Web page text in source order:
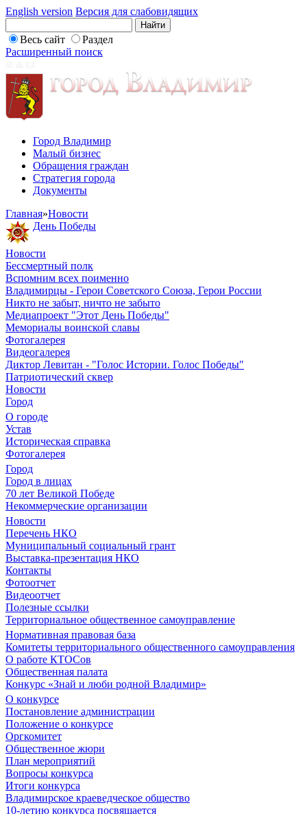
English version Версия для слабовидящих
Весь сайт
Раздел
Расширенный поиск
Город Владимир
Малый бизнес
Обращения граждан
Стратегия города
Документы
Главная»Новости
День Победы
Новости
Бессмертный полк
Вспомним всех поименно
Владимирцы - Герои Советского Союза, Герои России
Никто не забыт, ничто не забыто
Медиапроект "Этот День Победы"
Мемориалы воинской славы
Фотогалерея
Видеогалерея
Диктор Левитан - "Голос Истории. Голос Победы"
Патриотический сквер
Новости
Город
О городе
Устав
Историческая справка
Фотогалерея
Город
Город в лицах
70 лет Великой Победе
Некоммерческие организации
Новости
Перечень НКО
Муниципальный социальный грант
Выставка-презентация НКО
Контакты
Фотоотчет
Видеоотчет
Полезные ссылки
Территориальное общественное самоуправление
Нормативная правовая база
Комитеты территориального общественного самоуправления
О работе КТОСов
Общественная палата
Конкурс «Знай и люби родной Владимир»
О конкурсе
Постановление администрации
Положение о конкурсе
Оргкомитет
Общественное жюри
План мероприятий
Вопросы конкурса
Итоги конкурса
Владимирское краеведческое общество
10-летию конкурса посвящается